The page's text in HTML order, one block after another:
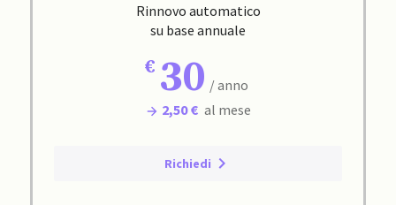
Rinnovo automatico
su base annuale
30 / anno
2,50 € al mese
Richiedi